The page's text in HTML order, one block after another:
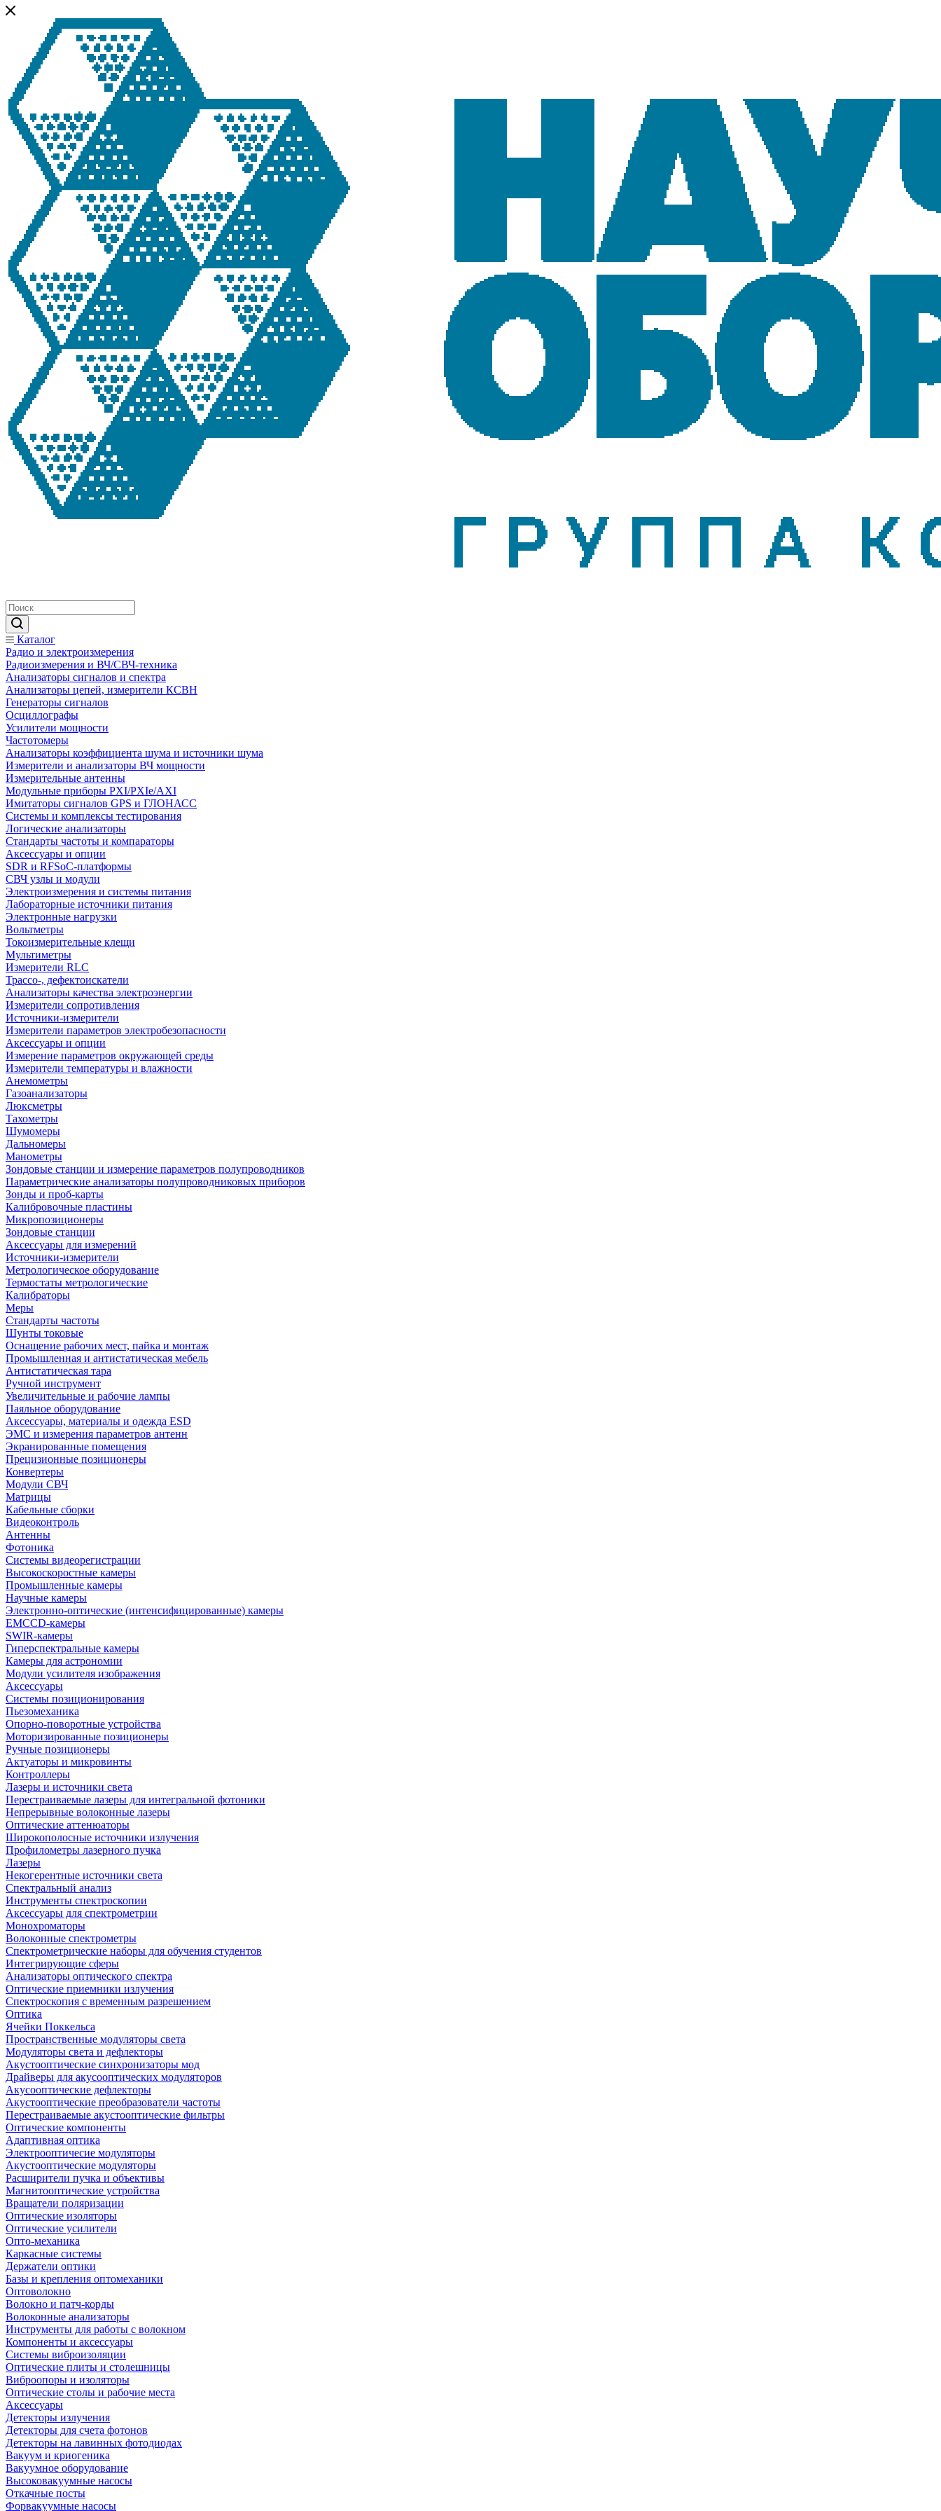
Каталог
Радио и электроизмерения
Радиоизмерения и ВЧ/СВЧ-техника
Анализаторы сигналов и спектра
Анализаторы цепей, измерители КСВН
Генераторы сигналов
Осциллографы
Усилители мощности
Частотомеры
Анализаторы коэффициента шума и источники шума
Измерители и анализаторы ВЧ мощности
Измерительные антенны
Модульные приборы PXI/PXIe/AXI
Имитаторы сигналов GPS и ГЛОНАСС
Системы и комплексы тестирования
Логические анализаторы
Стандарты частоты и компараторы
Аксессуары и опции
SDR и RFSoC‑платформы
СВЧ узлы и модули
Электроизмерения и системы питания
Лабораторные источники питания
Электронные нагрузки
Вольтметры
Токоизмерительные клещи
Мультиметры
Измерители RLC
Трассо-, дефектоискатели
Анализаторы качества электроэнергии
Измерители сопротивления
Источники-измерители
Измерители параметров электробезопасности
Аксессуары и опции
Измерение параметров окружающей среды
Измерители температуры и влажности
Анемометры
Газоанализаторы
Люксметры
Тахометры
Шумомеры
Дальномеры
Манометры
Зондовые станции и измерение параметров полупроводников
Параметрические анализаторы полупроводниковых приборов
Зонды и проб-карты
Калибровочные пластины
Микропозиционеры
Зондовые станции
Аксессуары для измерений
Источники-измерители
Метрологическое оборудование
Термостаты метрологические
Калибраторы
Меры
Стандарты частоты
Шунты токовые
Оснащение рабочих мест, пайка и монтаж
Промышленная и антистатическая мебель
Антистатическая тара
Ручной инструмент
Увеличительные и рабочие лампы
Паяльное оборудование
Аксессуары, материалы и одежда ESD
ЭМС и измерения параметров антенн
Экранированные помещения
Прецизионные позиционеры
Конвертеры
Модули СВЧ
Матрицы
Кабельные сборки
Видеоконтроль
Антенны
Фотоника
Cистемы видеорегистрации
Высокоскоростные камеры
Промышленные камеры
Научные камеры
Электронно-оптические (интенсифицированные) камеры
EMCCD-камеры
SWIR-камеры
Гиперспектральные камеры
Камеры для астрономии
Модули усилителя изображения
Аксессуары
Системы позиционирования
Пьезомеханика
Опорно-поворотные устройства
Моторизированные позиционеры
Ручные позиционеры
Актуаторы и микровинты
Контроллеры
Лазеры и источники света
Перестраиваемые лазеры для интегральной фотоники
Непрерывные волоконные лазеры
Оптические аттенюаторы
Широкополосные источники излучения
Профилометры лазерного пучка
Лазеры
Некогерентные источники света
Спектральный анализ
Инструменты спектроскопии
Аксессуары для спектрометрии
Монохроматоры
Волоконные спектрометры
Спектрометрические наборы для обучения студентов
Интегрирующие сферы
Анализаторы оптического спектра
Оптические приемники излучения
Спектроскопия с временным разрешением
Оптика
Ячейки Поккельса
Пространственные модуляторы света
Модуляторы света и дефлекторы
Акустооптические синхронизаторы мод
Драйверы для акусооптических модуляторов
Акусооптические дефлекторы
Акустооптические преобразователи частоты
Перестраиваемые акустооптические фильтры
Оптические компоненты
Адаптивная оптика
Электрооптичесие модуляторы
Акустооптические модуляторы
Расширители пучка и объективы
Магнитооптические устройства
Вращатели поляризации
Оптические изоляторы
Оптические усилители
Опто-механика
Каркасные системы
Держатели оптики
Базы и крепления оптомеханики
Оптоволокно
Волокно и патч-корды
Волоконные анализаторы
Инструменты для работы с волокном
Компоненты и аксессуары
Системы виброизоляции
Оптические плиты и столешницы
Виброопоры и изоляторы
Оптические столы и рабочие места
Аксессуары
Детекторы излучения
Детекторы для счета фотонов
Детекторы на лавинных фотодиодах
Вакуум и криогеника
Вакуумное оборудование
Высоковакуумные насосы
Откачные посты
Форвакуумные насосы